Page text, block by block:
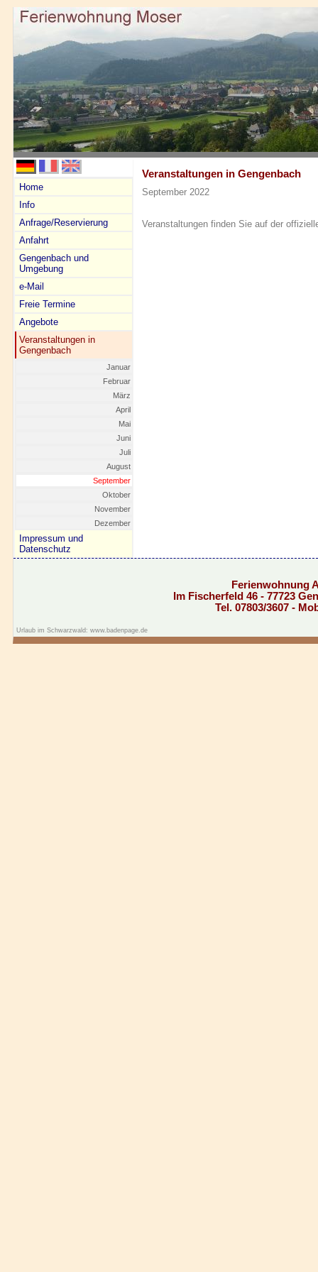
Home
Info
Anfrage/Reservierung
Anfahrt
Gengenbach und
Umgebung
e-Mail
Freie Termine
Angebote
Veranstaltungen in
Gengenbach
Januar
Februar
März
April
Mai
Juni
Juli
August
September
Oktober
November
Dezember
Impressum und
Datenschutz
Veranstaltungen in Gengenbach
September 2022
Veranstaltungen finden Sie auf der
Ferienwohnung
Im Fischerfeld 46 - 77723
Tel. 07803/3607 -
Urlaub im Schwarzwald: www.badenpage.de